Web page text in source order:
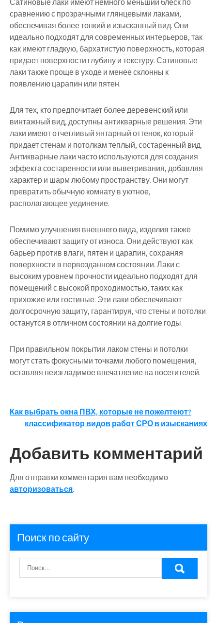
Сатиновые лаки имеют немного меньший блеск по
сравнению с прозрачными глянцевыми лаками,
обеспечивая более тонкий и изысканный вид. Они
идеально подходят для современных интерьеров, так
как имеют гладкую, бархатистую поверхность, которая
придает поверхности глубину и текстуру. Сатиновые
лаки также проще в уходе и менее склонны к
появлению царапин или пятен.
Для тех, кто предпочитает более деревенский или
винтажный вид, доступны антикварные решения. Эти
лаки имеют отчетливый янтарный оттенок, который
придает стенам и потолкам теплый, состаренный вид.
Антикварные лаки часто используются для создания
эффекта состаренности или выветривания, добавляя
характер и шарм любому пространству. Они могут
превратить обычную комнату в уютное,
располагающее уединение.
Помимо улучшения внешнего вида, изделия также
обеспечивают защиту от износа. Они действуют как
барьер против влаги, пятен и царапин, сохраняя
поверхности в первозданном состоянии. Лаки с
высоким уровнем прочности идеально подходят для
помещений с высокой проходимостью, таких как
прихожие или гостиные. Эти лаки обеспечивают
долгосрочную защиту, гарантируя, что стены и потолки
останутся в отличном состоянии на долгие годы.
При правильном покрытии лаком стены и потолки
могут стать фокусными точками любого помещения,
оставляя неизгладимое впечатление на посетителей.
Навигация
по
записям
Как выбрать окна ПВХ, которые не пожелтеют?
классификатор видов работ СРО в изысканиях
Добавить комментарий
Для отправки комментария вам необходимо
авторизоваться.
Поиск по сайту